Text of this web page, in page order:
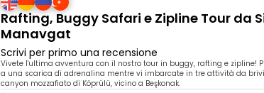
Rafting, Buggy Safari e Zipline Tour da
Manavgat
Scrivi per primo una recensione
Vivete l'ultima avventura con il nostro tour in buggy, rafting e zipline!
a una scarica di adrenalina mentre vi imbarcate in tre attività da
canyon mozzafiato di Köprülü, vicino a Beşkonak.